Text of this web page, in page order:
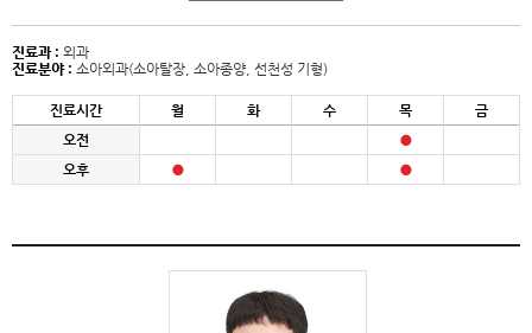
진료과 : 외과
진료분야 : 소아외과(소아탈장, 소아종양, 선천성 기형)
진료시간 월 화 수 목
금
오전
오후